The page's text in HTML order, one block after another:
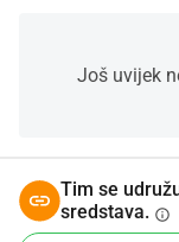
Još uvijek
Tim se
sredstava. info